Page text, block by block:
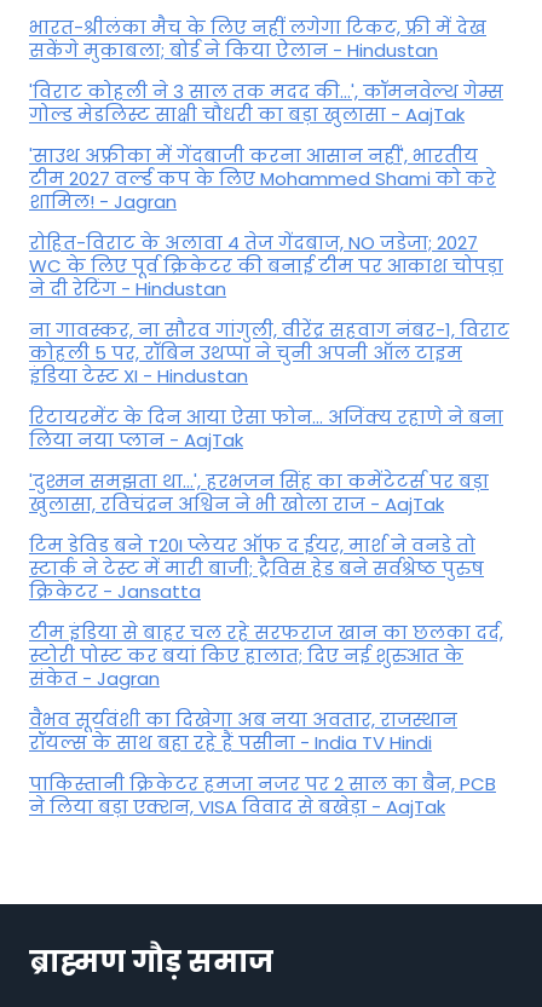
भारत-श्रीलंका मैच के लिए नहीं लगेगा टिकट, फ्री में देख
सकेंगे मुकाबला; बोर्ड ने किया ऐलान - Hindustan
'विराट कोहली ने 3 साल तक मदद की...', कॉमनवेल्थ गेम्स
गोल्ड मेडलिस्ट साक्षी चौधरी का बड़ा खुलासा - AajTak
'साउथ अफ्रीका में गेंदबाजी करना आसान नहीं', भारतीय
टीम 2027 वर्ल्‍ड कप के लिए Mohammed Shami को करे
शामिल! - Jagran
रोहित-विराट के अलावा 4 तेज गेंदबाज, NO जडेजा; 2027
WC के लिए पूर्व क्रिकेटर की बनाई टीम पर आकाश चोपड़ा
ने दी रेटिंग - Hindustan
ना गावस्कर, ना सौरव गांगुली, वीरेंद्र सहवाग नंबर-1, विराट
कोहली 5 पर, रॉबिन उथप्पा ने चुनी अपनी ऑल टाइम
इंडिया टेस्ट XI - Hindustan
रिटायरमेंट के दिन आया ऐसा फोन... अजिंक्य रहाणे ने बना
लिया नया प्लान - AajTak
'दुश्मन समझता था...', हरभजन सिंह का कमेंटेटर्स पर बड़ा
खुलासा, रव‍िचंद्रन अश्विन ने भी खोला राज - AajTak
टिम डेविड बने T20I प्लेयर ऑफ द ईयर, मार्श ने वनडे तो
स्टार्क ने टेस्ट में मारी बाजी; ट्रैविस हेड बने सर्वश्रेष्ठ पुरुष
क्रिकेटर - Jansatta
टीम इंडिया से बाहर चल रहे सरफराज खान का छलका दर्द,
स्टोरी पोस्ट कर बयां किए हालात; दिए नई शुरुआत के
संकेत - Jagran
वैभव सूर्यवंशी का दिखेगा अब नया अवतार, राजस्थान
रॉयल्स के साथ बहा रहे हैं पसीना - India TV Hindi
पाकिस्तानी क्रिकेटर हमजा नजर पर 2 साल का बैन, PCB
ने ल‍िया बड़ा एक्शन, VISA व‍िवाद से बखेड़ा - AajTak
ब्राह्मण गौड़ समाज